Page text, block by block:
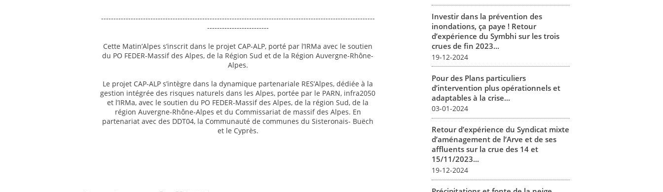
---------------------------------------------------------------------------------------------------------------
-------------------------
Cette Matin’Alpes s’inscrit dans le projet CAP-ALP, porté par l’IRMa avec le soutien
du PO FEDER-Massif des Alpes, de la Région Sud et de la Région Auvergne-Rhône-
Alpes.
Le projet CAP-ALP s’intègre dans la dynamique partenariale RES’Alpes, dédiée à la
gestion intégrée des risques naturels dans les Alpes, portée par le PARN, infra2050
et l’IRMa, avec le soutien du PO FEDER-Massif des Alpes, de la région Sud, de la
région Auvergne-Rhône-Alpes et du Commissariat de massif des Alpes. En
partenariat avec des DDT04, la Communauté de communes du Sisteronais- Buëch
et le Cyprès.
Investir dans la prévention des
inondations, ça paye ! Retour
d’expérience du Symbhi sur les trois
crues de fin 2023...
19-12-2024
Pour des Plans particuliers
d’intervention plus opérationnels et
adaptables à la crise...
03-01-2024
Retour d’expérience du Syndicat mixte
d’aménagement de l’Arve et de ses
affluents sur la crue des 14 et
15/11/2023...
19-12-2024